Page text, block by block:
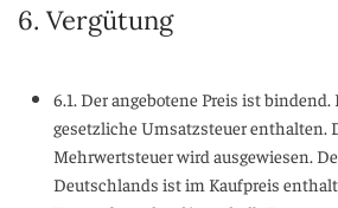
6. Vergütung
6.1. Der angebotene Preis ist
gesetzliche Umsatzsteuer enthalten.
Mehrwertsteuer wird ausgewiesen.
Deutschlands ist im Kaufpreis